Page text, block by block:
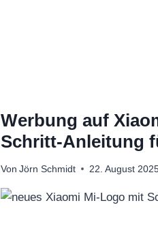
Werbung auf
Schritt-Anleitung
Von Jörn Schmidt 22. August